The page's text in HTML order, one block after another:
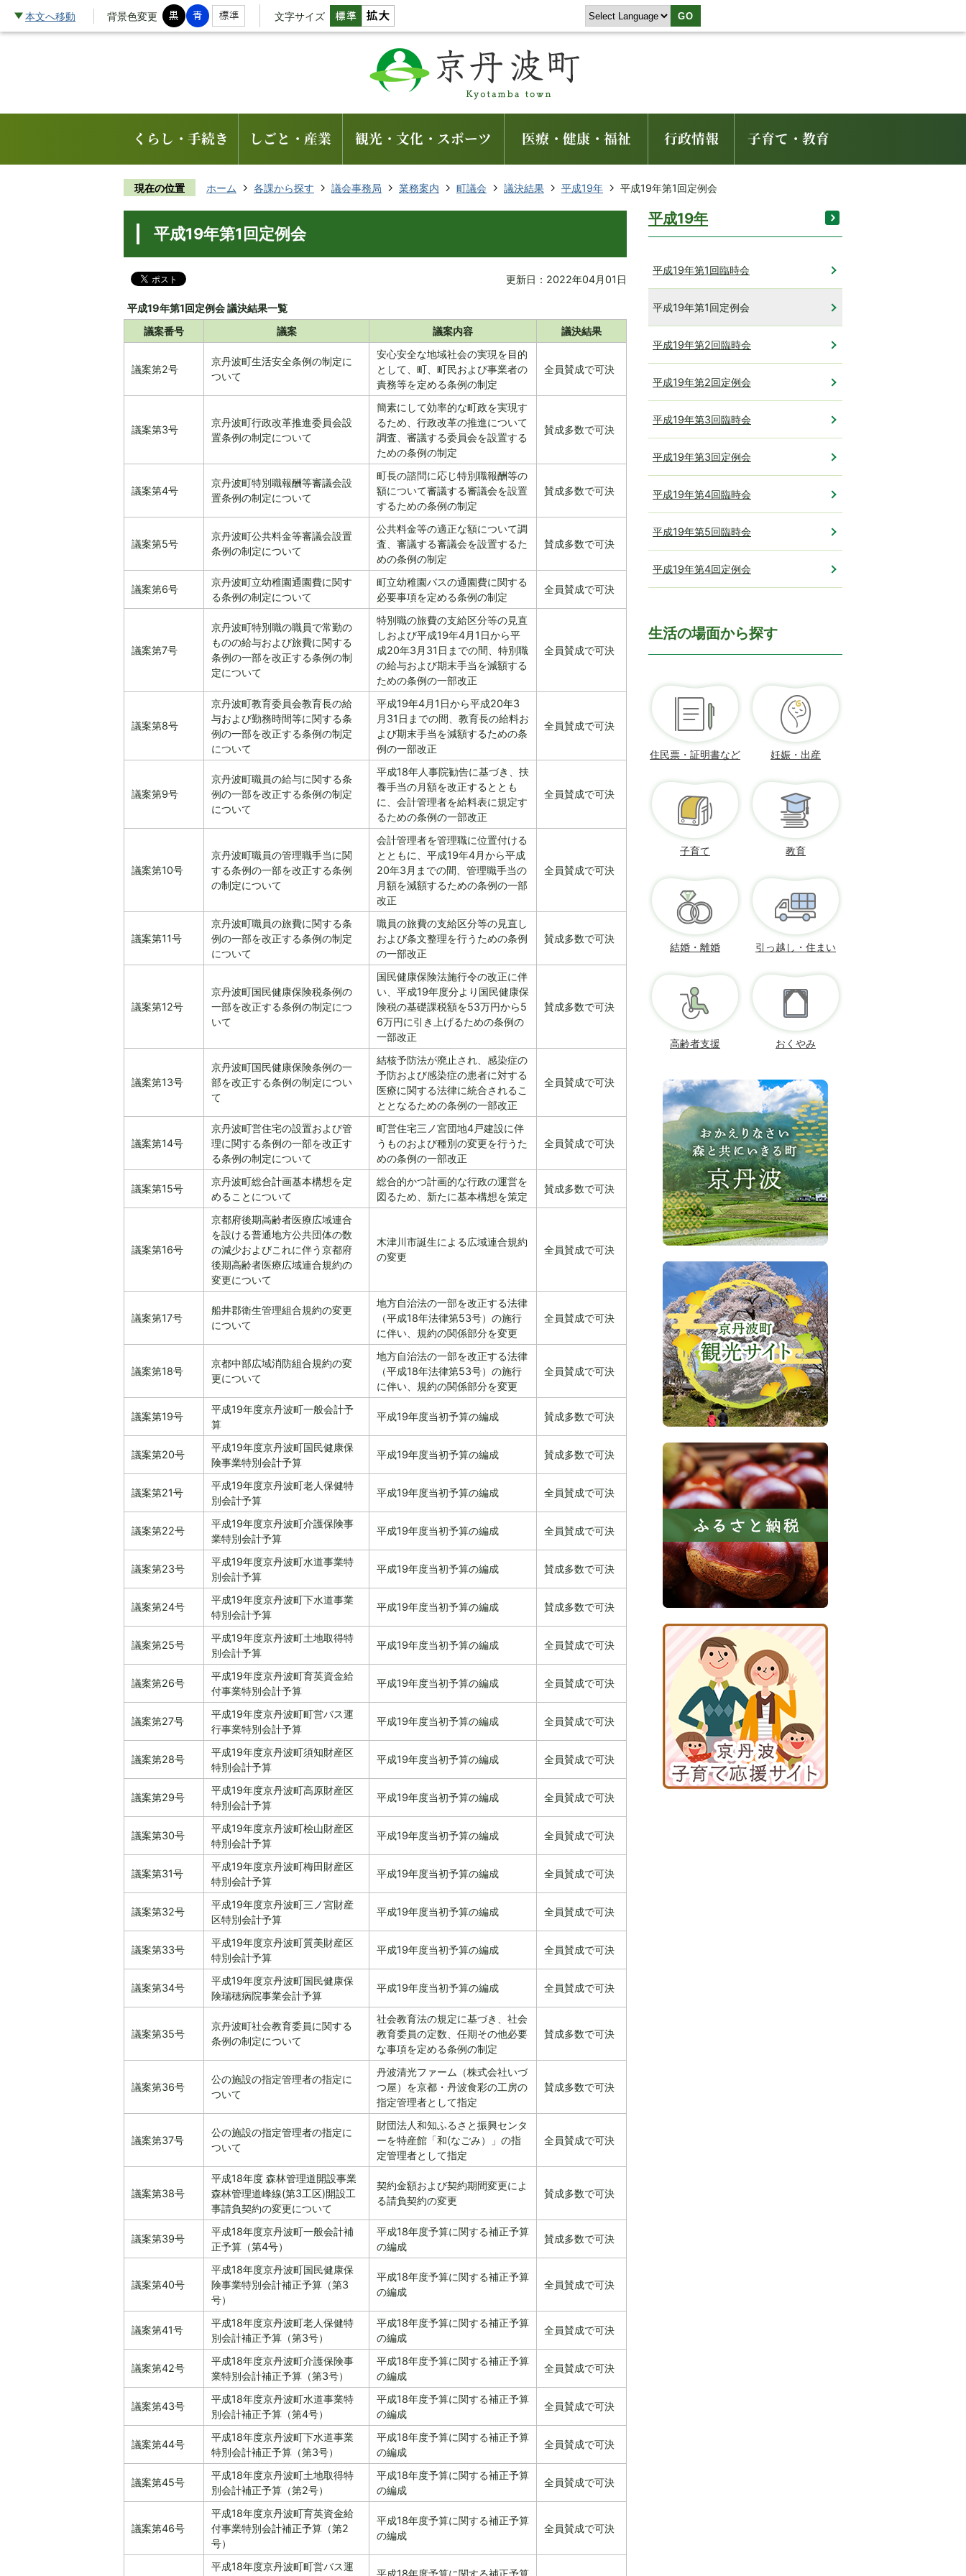
本文へ移動 背景色変更 文字サイズ GO
くらし・手続き しごと・産業 観光・文化・スポーツ 医療・健康・福祉 行政情報 子育て・教育
現在の位置 ホーム 各課から探す 議会事務局 業務案内 町議会 議決結果 平成19年 平成19年第1回定例会
平成19年第1回定例会
更新日：2022年04月01日
平成19年第1回定例会 議決結果一覧
議案番号
議案 議案内容 議決結果
議案第2号
京丹波町生活安全条例の制定に
ついて
安心安全な地域社会の実現を目的
として、町、町民および事業者の
責務等を定める条例の制定
全員賛成で可決
議案第3号
京丹波町行政改革推進委員会設
置条例の制定について
簡素にして効率的な町政を実現す
るため、行政改革の推進について
調査、審議する委員会を設置する
ための条例の制定
賛成多数で可決
議案第4号
京丹波町特別職報酬等審議会設
置条例の制定について
町長の諮問に応じ特別職報酬等の
額について審議する審議会を設置
するための条例の制定
賛成多数で可決
議案第5号
京丹波町公共料金等審議会設置
条例の制定について
公共料金等の適正な額について調
査、審議する審議会を設置するた
めの条例の制定
賛成多数で可決
議案第6号
京丹波町立幼稚園通園費に関す
る条例の制定について
町立幼稚園バスの通園費に関する
必要事項を定める条例の制定
全員賛成で可決
議案第7号
京丹波町特別職の職員で常勤の
ものの給与および旅費に関する
条例の一部を改正する条例の制
定について
特別職の旅費の支給区分等の見直
しおよび平成19年4月1日から平
成20年3月31日までの間、特別職
の給与および期末手当を減額する
ための条例の一部改正
全員賛成で可決
議案第8号
京丹波町教育委員会教育長の給
与および勤務時間等に関する条
例の一部を改正する条例の制定
について
平成19年4月1日から平成20年3
月31日までの間、教育長の給料お
よび期末手当を減額するための条
例の一部改正
全員賛成で可決
議案第9号
京丹波町職員の給与に関する条
例の一部を改正する条例の制定
について
平成18年人事院勧告に基づき、扶
養手当の月額を改正するととも
に、会計管理者を給料表に規定す
るための条例の一部改正
全員賛成で可決
議案第10号
京丹波町職員の管理職手当に関
する条例の一部を改正する条例
の制定について
会計管理者を管理職に位置付ける
とともに、平成19年4月から平成
20年3月までの間、管理職手当の
月額を減額するための条例の一部
改正
全員賛成で可決
議案第11号
京丹波町職員の旅費に関する条
例の一部を改正する条例の制定
について
職員の旅費の支給区分等の見直し
および条文整理を行うための条例
の一部改正
賛成多数で可決
議案第12号
京丹波町国民健康保険税条例の
一部を改正する条例の制定につ
いて
国民健康保険法施行令の改正に伴
い、平成19年度分より国民健康保
険税の基礎課税額を53万円から5
6万円に引き上げるための条例の
一部改正
賛成多数で可決
議案第13号
京丹波町国民健康保険条例の一
部を改正する条例の制定につい
て
結核予防法が廃止され、感染症の
予防および感染症の患者に対する
医療に関する法律に統合されるこ
ととなるための条例の一部改正
全員賛成で可決
議案第14号
京丹波町営住宅の設置および管
理に関する条例の一部を改正す
る条例の制定について
町営住宅三ノ宮団地4戸建設に伴
うものおよび種別の変更を行うた
めの条例の一部改正
全員賛成で可決
議案第15号
京丹波町総合計画基本構想を定
めることについて
総合的かつ計画的な行政の運営を
図るため、新たに基本構想を策定
賛成多数で可決
議案第16号
京都府後期高齢者医療広域連合
を設ける普通地方公共団体の数
の減少およびこれに伴う京都府
後期高齢者医療広域連合規約の
変更について
木津川市誕生による広域連合規約
の変更
全員賛成で可決
議案第17号
船井郡衛生管理組合規約の変更
について
地方自治法の一部を改正する法律
（平成18年法律第53号）の施行
に伴い、規約の関係部分を変更
全員賛成で可決
議案第18号
京都中部広域消防組合規約の変
更について
地方自治法の一部を改正する法律
（平成18年法律第53号）の施行
に伴い、規約の関係部分を変更
全員賛成で可決
議案第19号
平成19年度京丹波町一般会計予
算
平成19年度当初予算の編成 賛成多数で可決
議案第20号
平成19年度京丹波町国民健康保
険事業特別会計予算
平成19年度当初予算の編成 賛成多数で可決
議案第21号
平成19年度京丹波町老人保健特
別会計予算
平成19年度当初予算の編成 全員賛成で可決
議案第22号
平成19年度京丹波町介護保険事
業特別会計予算
平成19年度当初予算の編成 全員賛成で可決
議案第23号
平成19年度京丹波町水道事業特
別会計予算
平成19年度当初予算の編成 賛成多数で可決
議案第24号
平成19年度京丹波町下水道事業
特別会計予算
平成19年度当初予算の編成 賛成多数で可決
議案第25号
平成19年度京丹波町土地取得特
別会計予算
平成19年度当初予算の編成 全員賛成で可決
議案第26号
平成19年度京丹波町育英資金給
付事業特別会計予算
平成19年度当初予算の編成 全員賛成で可決
議案第27号
平成19年度京丹波町町営バス運
行事業特別会計予算
平成19年度当初予算の編成 全員賛成で可決
議案第28号
平成19年度京丹波町須知財産区
特別会計予算
平成19年度当初予算の編成 全員賛成で可決
議案第29号
平成19年度京丹波町高原財産区
特別会計予算
平成19年度当初予算の編成 全員賛成で可決
議案第30号
平成19年度京丹波町桧山財産区
特別会計予算
平成19年度当初予算の編成 全員賛成で可決
議案第31号
平成19年度京丹波町梅田財産区
特別会計予算
平成19年度当初予算の編成 全員賛成で可決
議案第32号
平成19年度京丹波町三ノ宮財産
区特別会計予算
平成19年度当初予算の編成 全員賛成で可決
議案第33号
平成19年度京丹波町質美財産区
特別会計予算
平成19年度当初予算の編成 全員賛成で可決
議案第34号
平成19年度京丹波町国民健康保
険瑞穂病院事業会計予算
平成19年度当初予算の編成 全員賛成で可決
議案第35号
京丹波町社会教育委員に関する
条例の制定について
社会教育法の規定に基づき、社会
教育委員の定数、任期その他必要
な事項を定める条例の制定
賛成多数で可決
議案第36号
公の施設の指定管理者の指定に
ついて
丹波清光ファーム（株式会社いづ
つ屋）を京都・丹波食彩の工房の
指定管理者として指定
賛成多数で可決
議案第37号
公の施設の指定管理者の指定に
ついて
財団法人和知ふるさと振興センタ
ーを特産館「和(なごみ）」の指
定管理者として指定
全員賛成で可決
議案第38号
平成18年度 森林管理道開設事業
森林管理道峰線(第3工区)開設工
事請負契約の変更について
契約金額および契約期間変更によ
る請負契約の変更
賛成多数で可決
議案第39号
平成18年度京丹波町一般会計補
正予算（第4号）
平成18年度予算に関する補正予算
の編成
賛成多数で可決
議案第40号
平成18年度京丹波町国民健康保
険事業特別会計補正予算（第3
号）
平成18年度予算に関する補正予算
の編成
全員賛成で可決
議案第41号
平成18年度京丹波町老人保健特
別会計補正予算（第3号）
平成18年度予算に関する補正予算
の編成
全員賛成で可決
議案第42号
平成18年度京丹波町介護保険事
業特別会計補正予算（第3号）
平成18年度予算に関する補正予算
の編成
全員賛成で可決
議案第43号
平成18年度京丹波町水道事業特
別会計補正予算（第4号）
平成18年度予算に関する補正予算
の編成
全員賛成で可決
議案第44号
平成18年度京丹波町下水道事業
特別会計補正予算（第3号）
平成18年度予算に関する補正予算
の編成
全員賛成で可決
議案第45号
平成18年度京丹波町土地取得特
別会計補正予算（第2号）
平成18年度予算に関する補正予算
の編成
全員賛成で可決
議案第46号
平成18年度京丹波町育英資金給
付事業特別会計補正予算（第2
号）
平成18年度予算に関する補正予算
の編成
全員賛成で可決
平成18年度京丹波町町営バス運
平成18年度予算に関する補正予算
平成19年
平成19年第1回臨時会
平成19年第1回定例会
平成19年第2回臨時会
平成19年第2回定例会
平成19年第3回臨時会
平成19年第3回定例会
平成19年第4回臨時会
平成19年第5回臨時会
平成19年第4回定例会
生活の場面から探す
住民票・証明書など 妊娠・出産
子育て 教育
結婚・離婚 引っ越し・住まい
高齢者支援 おくやみ
お
か
え
り
な
さ
い、
森
と
共
に
き
町
京
丹
波
京
波
町
観
光
サ
イ
ト
ふ
さ
と
納
京
応
イ
ト